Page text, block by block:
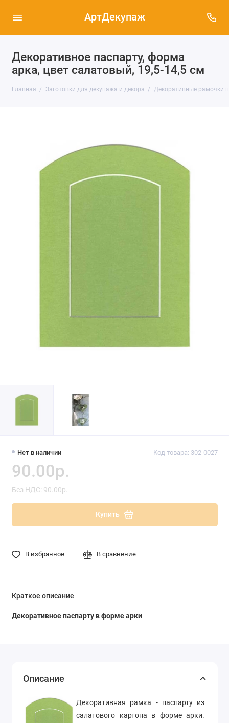
АртДекупаж
Декоративное паспарту, форма
арка, цвет салатовый, 19,5-14,5 см
Главная Заготовки для декупажа и декора Декоративные рамочки
Нет в наличии Код товара: 302-0027
90.00р.
Без НДС: 90.00р.
Купить
В избранное В сравнение
Краткое описание
Декоративное паспарту в форме арки
Описание
Декоративная рамка - паспарту из
салатового картона в форме арки.